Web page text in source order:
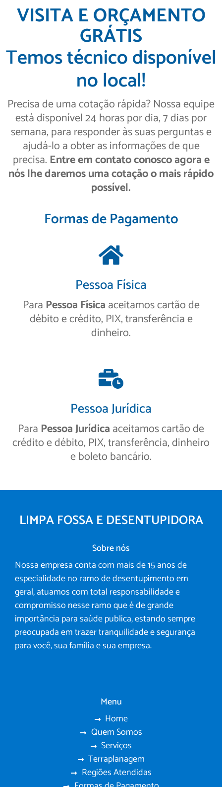
VISITA E ORÇAMENTO
GRÁTIS
Temos técnico disponível
no local!
Precisa de uma cotação rápida? Nossa equipe
está disponível 24 horas por dia, 7 dias por
semana, para responder às suas perguntas e
ajudá-lo a obter as informações de que
precisa. Entre em contato conosco agora e
nós lhe daremos uma cotação o mais rápido
possível.
Formas de Pagamento
Pessoa Física
Para Pessoa Físicaaceitamos cartão de
débito e crédito, PIX, transferência e
dinheiro.
Pessoa Jurídica
Para Pessoa Jurídicaaceitamos cartão de
crédito e débito, PIX, transferência, dinheiro
e boleto bancário.
LIMPA FOSSA E DESENTUPIDORA
Sobre nós
Nossa empresa conta com mais de 15 anos de
especialidade no ramo de desentupimento em
geral, atuamos com total responsabilidade e
compromisso nesse ramo que é de grande
importância para saúde publica, estando sempre
preocupada em trazer tranquilidade e segurança
para você, sua família e sua empresa.
Menu
Home
Quem Somos
Serviços
Terraplanagem
Regiões Atendidas